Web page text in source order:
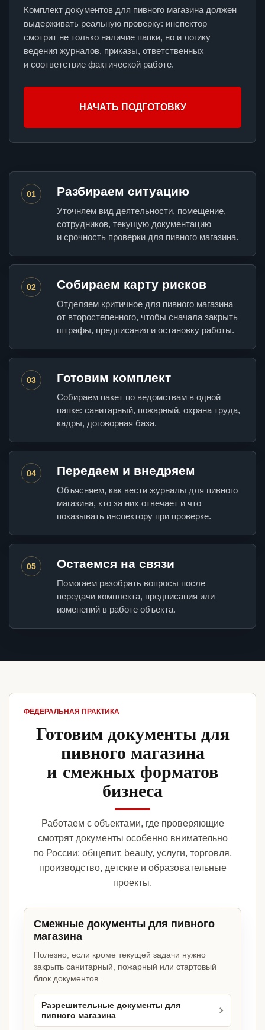
Комплект документов для пивного магазина должен
выдерживать реальную проверку: инспектор
смотрит не только наличие папки, но и логику
ведения журналов, приказы, ответственных
и соответствие фактической работе.
НАЧАТЬ ПОДГОТОВКУ
01 Разбираем ситуацию
Уточняем вид деятельности, помещение,
сотрудников, текущую документацию
и срочность проверки для пивного магазина.
02 Собираем карту рисков
Отделяем критичное для пивного магазина
от второстепенного, чтобы сначала закрыть
штрафы, предписания и остановку работы.
03 Готовим комплект
Собираем пакет по ведомствам в одной
папке: санитарный, пожарный, охрана труда,
кадры, договорная база.
04 Передаем и внедряем
Объясняем, как вести журналы для пивного
магазина, кто за них отвечает и что
показывать инспектору при проверке.
05 Остаемся на связи
Помогаем разобрать вопросы после
передачи комплекта, предписания или
изменений в работе объекта.
ФЕДЕРАЛЬНАЯ ПРАКТИКА
Готовим документы для
пивного магазина
и смежных форматов
бизнеса
Работаем с объектами, где проверяющие
смотрят документы особенно внимательно
по России: общепит, beauty, услуги, торговля,
производство, детские и образовательные
проекты.
Смежные документы для пивного
магазина
Полезно, если кроме текущей задачи нужно
закрыть санитарный, пожарный или стартовый
блок документов.
Разрешительные документы для
пивного магазина